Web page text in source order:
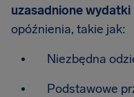
uzasadnione wydatki
opóźnienia, takie jak:
Niezbędna
Podstawowe